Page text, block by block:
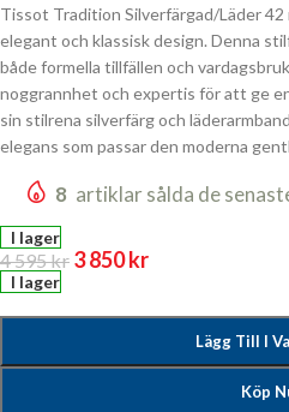
Tissot Tradition Silverfärgad/Läder 42
elegant och klassisk design. Denna
både formella tillfällen och
noggrannhet och expertis för att ge
sin stilrena silverfärg och
elegans som passar den moderna
8 artiklar sålda de
I lager
4 595kr 3 850kr
I lager
Lägg Till I
Köp